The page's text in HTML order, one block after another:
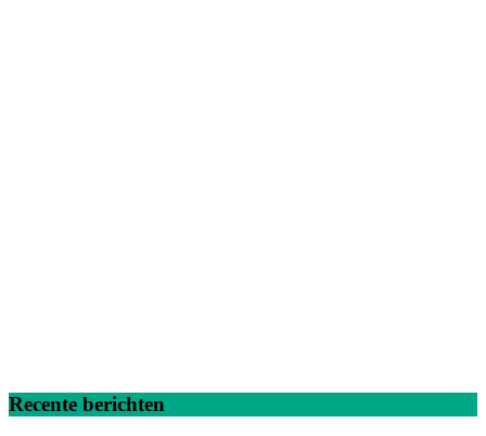
Recente berichten